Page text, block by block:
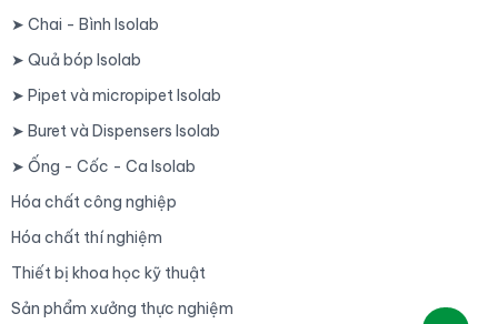
➤ Chai - Bình Isolab
➤ Quả bóp Isolab
➤ Pipet và micropipet Isolab
➤ Buret và Dispensers Isolab
➤ Ống - Cốc - Ca Isolab
Hóa chất công nghiệp
Hóa chất thí nghiệm
Thiết bị khoa học kỹ thuật
Sản phẩm xưởng thực nghiệm